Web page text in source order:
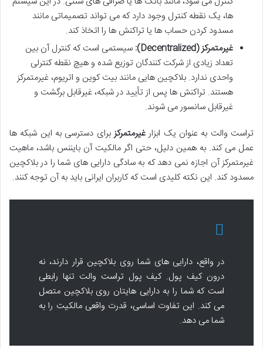
ها، یک نقطه کنترل وجود دارد که می تواند تصمیماتی مانند
مسدود کردن حساب ها یا تراکنش ها را اتخاذ کند.
غیرمتمرکز (Decentralized):
سیستمی است که کنترل آن بین
تعداد زیادی از شرکت کنندگان توزیع شده و هیچ نقطه کنترلی
واحدی ندارد. بلاکچین هایی مانند بیت کوین و اتریوم، غیرمتمرکز
هستند. تراکنش ها پس از تأیید در شبکه، غیرقابل برگشت و
غیرقابل سانسور می شوند.
تراست والت به عنوان یک ابزار غیرمتمرکز برای دسترسی به این شبکه ها
عمل می کند. به همین دلیل، حتی اگر مالکیت آن بایننس باشد، ماهیت
غیرمتمرکز آن اجازه نمی دهد که به سادگی دارایی های شما را در بلاکچین
مسدود کند. این نکته کلیدی است که کاربران ایرانی باید به آن توجه کنند.
در واقع، دارایی های شما روی بلاکچین قرار دارند، نه
درون کیف پول. کیف پول تراست والت تنها رابطی
است که شما را به دارایی هایتان روی بلاکچین متصل
می کند. این تفاوت اساسی، قدرت واقعی مالکیت را به
شما می دهد.